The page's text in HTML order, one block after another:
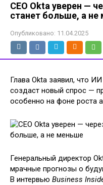
CEO Okta уверен —
станет больше, а
Опубликовано: 11.04.2025
Глава Okta заявил, что
создаст новый спрос —
особенно на фоне роста
Генеральный директор
мрачные прогнозы о
В интервью Business